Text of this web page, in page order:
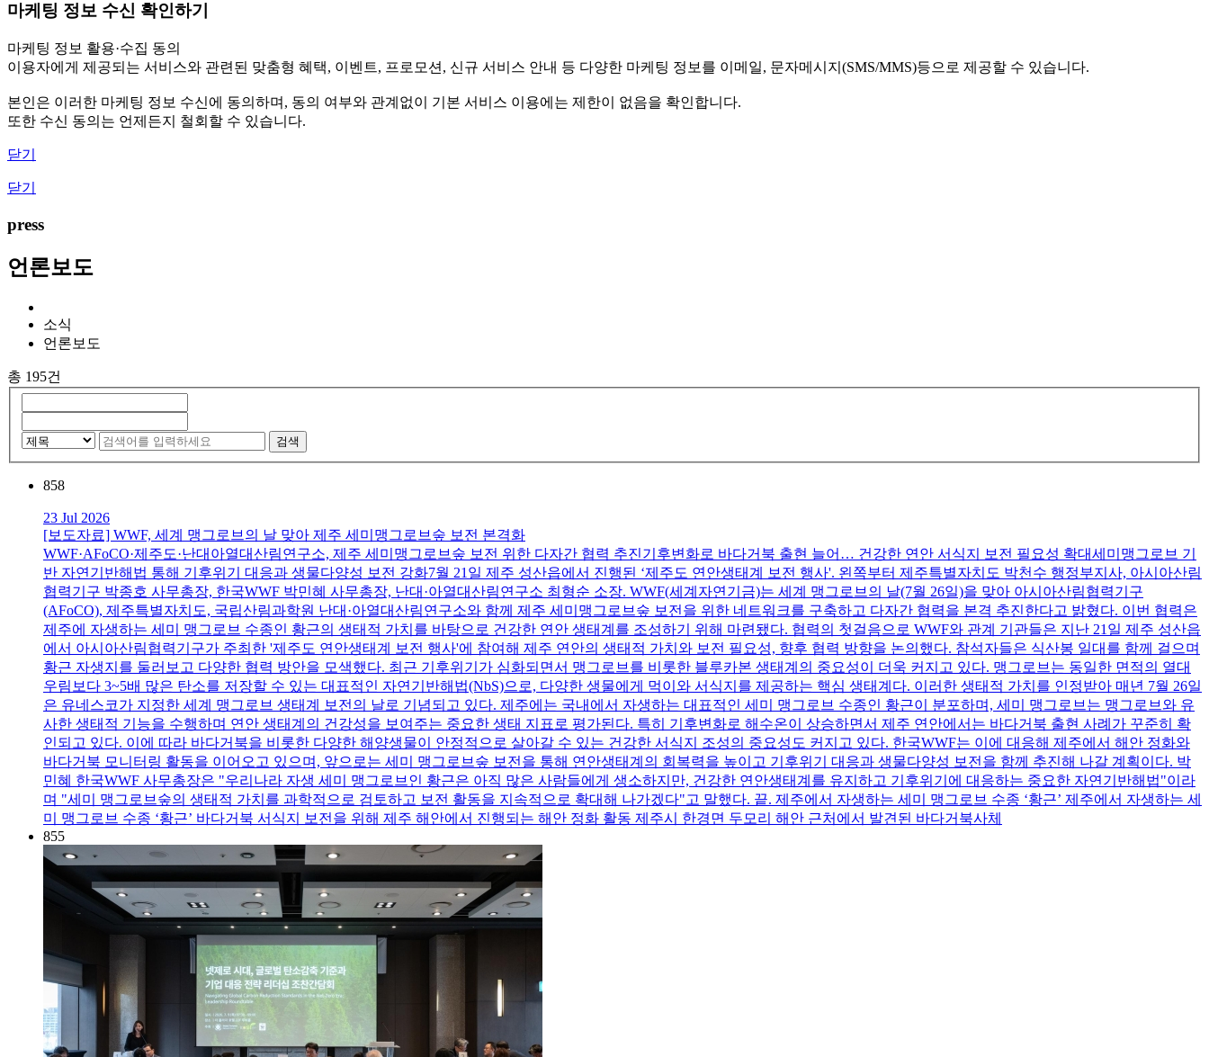
마케팅 정보 수신 확인하기
마케팅 정보 활용·수집 동의
이용자에게 제공되는 서비스와 관련된 맞춤형 혜택, 이벤트, 프로모션, 신규 서비스 안내 등 다양한 마케팅 정보를 이메일, 문자메시지(SMS/MMS)등으로 제공할 수 있습니다.
본인은 이러한 마케팅 정보 수신에 동의하며, 동의 여부와 관계없이 기본 서비스 이용에는 제한이 없음을 확인합니다.
또한 수신 동의는 언제든지 철회할 수 있습니다.
닫기
닫기
press
언론보도
소식
언론보도
총 195건
검색
858
23 Jul 2026
[보도자료] WWF, 세계 맹그로브의 날 맞아 제주 세미맹그로브숲 보전 본격화
WWF·AFoCO·제주도·난대아열대산림연구소, 제주 세미맹그로브숲 보전 위한 다자간 협력 추진기후변화로 바다거북 출현 늘어… 건강한 연안 서식지 보전 필요성 확대세미맹그로브 기
반 자연기반해법 통해 기후위기 대응과 생물다양성 보전 강화7월 21일 제주 성산읍에서 진행된 ‘제주도 연안생태계 보전 행사'. 왼쪽부터 제주특별자치도 박천수 행정부지사, 아시아산림
협력기구 박종호 사무총장, 한국WWF 박민혜 사무총장, 난대·아열대산림연구소 최형순 소장. WWF(세계자연기금)는 세계 맹그로브의 날(7월 26일)을 맞아 아시아산림협력기구
(AFoCO), 제주특별자치도, 국립산림과학원 난대·아열대산림연구소와 함께 제주 세미맹그로브숲 보전을 위한 네트워크를 구축하고 다자간 협력을 본격 추진한다고 밝혔다. 이번 협력은
제주에 자생하는 세미 맹그로브 수종인 황근의 생태적 가치를 바탕으로 건강한 연안 생태계를 조성하기 위해 마련됐다. 협력의 첫걸음으로 WWF와 관계 기관들은 지난 21일 제주 성산읍
에서 아시아산림협력기구가 주최한 '제주도 연안생태계 보전 행사'에 참여해 제주 연안의 생태적 가치와 보전 필요성, 향후 협력 방향을 논의했다. 참석자들은 식산봉 일대를 함께 걸으며
황근 자생지를 둘러보고 다양한 협력 방안을 모색했다. 최근 기후위기가 심화되면서 맹그로브를 비롯한 블루카본 생태계의 중요성이 더욱 커지고 있다. 맹그로브는 동일한 면적의 열대
우림보다 3~5배 많은 탄소를 저장할 수 있는 대표적인 자연기반해법(NbS)으로, 다양한 생물에게 먹이와 서식지를 제공하는 핵심 생태계다. 이러한 생태적 가치를 인정받아 매년 7월 26일
은 유네스코가 지정한 세계 맹그로브 생태계 보전의 날로 기념되고 있다. 제주에는 국내에서 자생하는 대표적인 세미 맹그로브 수종인 황근이 분포하며, 세미 맹그로브는 맹그로브와 유
사한 생태적 기능을 수행하며 연안 생태계의 건강성을 보여주는 중요한 생태 지표로 평가된다. 특히 기후변화로 해수온이 상승하면서 제주 연안에서는 바다거북 출현 사례가 꾸준히 확
인되고 있다. 이에 따라 바다거북을 비롯한 다양한 해양생물이 안정적으로 살아갈 수 있는 건강한 서식지 조성의 중요성도 커지고 있다. 한국WWF는 이에 대응해 제주에서 해안 정화와
바다거북 모니터링 활동을 이어오고 있으며, 앞으로는 세미 맹그로브숲 보전을 통해 연안생태계의 회복력을 높이고 기후위기 대응과 생물다양성 보전을 함께 추진해 나갈 계획이다. 박
민혜 한국WWF 사무총장은 "우리나라 자생 세미 맹그로브인 황근은 아직 많은 사람들에게 생소하지만, 건강한 연안생태계를 유지하고 기후위기에 대응하는 중요한 자연기반해법"이라
며 "세미 맹그로브숲의 생태적 가치를 과학적으로 검토하고 보전 활동을 지속적으로 확대해 나가겠다"고 말했다. 끝. 제주에서 자생하는 세미 맹그로브 수종 ‘황근’ 제주에서 자생하는 세
미 맹그로브 수종 ‘황근’ 바다거북 서식지 보전을 위해 제주 해안에서 진행되는 해안 정화 활동 제주시 한경면 두모리 해안 근처에서 발견된 바다거북사체
855